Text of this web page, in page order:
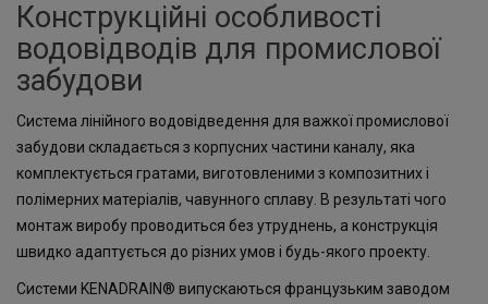
Конструкційні особливості
водовідводів для промислової
забудови
Система лінійного водовідведення для важкої промислової
забудови складається з корпусних частини каналу, яка
комплектується гратами, виготовленими з композитних і
полімерних матеріалів, чавунного сплаву. В результаті чого
монтаж виробу проводиться без утруднень, а конструкція
швидко адаптується до різних умов і будь-якого проекту.
Системи KENADRAIN® випускаються французьким заводом